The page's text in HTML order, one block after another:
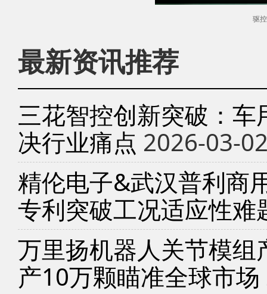
驱
最新资讯推荐
三花智控创新突破：
决行业痛点 2026-03-
精伦电子&武汉普利商
专利突破工况适应性难
万里扬机器人关节模
产10万颗瞄准全球市场